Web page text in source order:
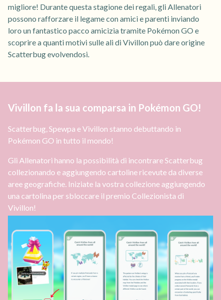
migliore! Durante questa stagione dei regali, gli Allenatori
possono rafforzare il legame con amici e parenti inviando
loro un fantastico pacco amicizia tramite Pokémon GO e
scoprire a quanti motivi sulle ali di Vivillon può dare origine
Scatterbug evolvendosi.
Vivillon fa la sua comparsa in Pokémon GO!
Scatterbug, Spewpa e Vivillon stanno debuttando in
Pokémon GO in tutto il mondo!
Gli Allenatori hanno la possibilità di incontrare Scatterbug
collezionando e aggiungendo cartoline ricevute da diverse
aree geografiche. Iniziate la vostra collezione aggiungendo
una cartolina per sbloccare il premio Collezionista di
Vivillon!